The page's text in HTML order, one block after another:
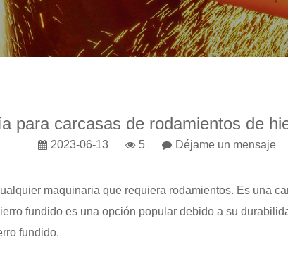
para carcasas de rodamientos de
2023-06-13 5 Déjame un mensaje
maquinaria que requiera rodamientos. Es una
fundido es una opción popular debido a su
fundido.